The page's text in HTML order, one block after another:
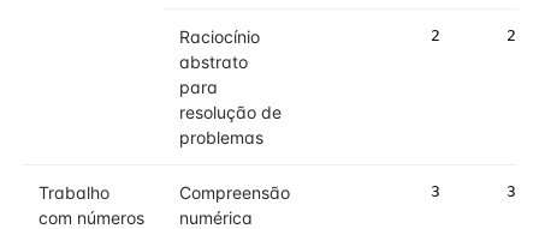
Raciocínio
abstrato
para
resolução de
problemas
2 2
Trabalho
com números
Compreensão
numérica
3 3